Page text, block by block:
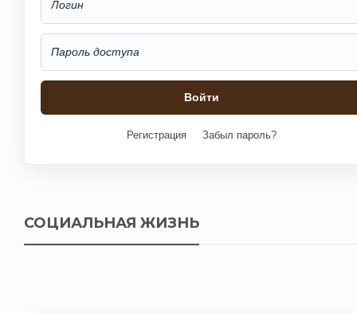
Регистрация Забыл пароль?
СОЦИАЛЬНАЯ ЖИЗНЬ